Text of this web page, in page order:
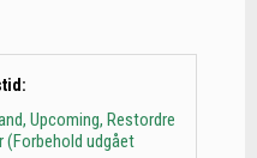
Upcoming, Restordre
(Forbehold udgået